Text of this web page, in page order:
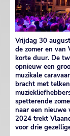
Vrijdag 30
de zomer en van
korte duur. De
opnieuw een
muzikale
bracht met
spetterende
naar een nieuwe
2024 trekt
voor drie